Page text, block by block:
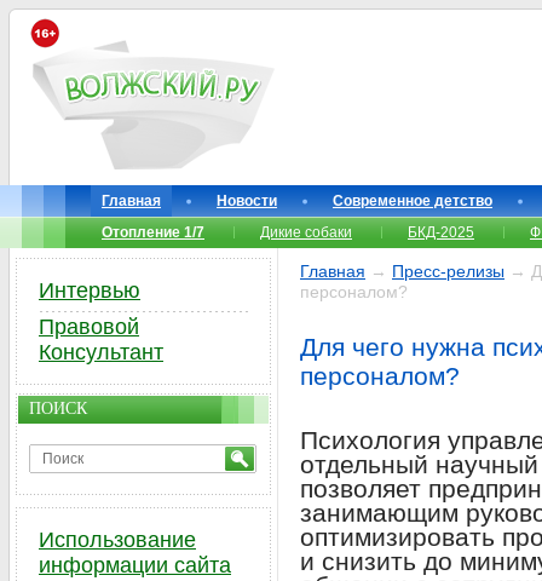
Главная Новости
Современное детство
Отопление 1/7
Дикие собаки БКД-2025
Главная → Пресс-релизы →
персоналом?
Для чего нужна
персоналом?
Психология
отдельный
позволяет
занимающим
оптимизировать
и снизить до
Интервью
Правовой
Консультант
ПОИСК
Использование
информации сайта